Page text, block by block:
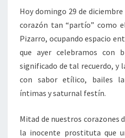
Hoy domingo 29 de
corazón tan “partío” como
Pizarro, ocupando espacio
que ayer celebramos con
significado de tal recuerdo, y
con sabor etílico, bailes
íntimas y saturnal festín.
Mitad de nuestros corazones
la inocente prostituta que